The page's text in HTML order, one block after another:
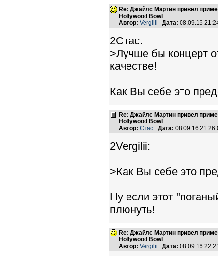
Re: Джайлс Мартин привел
Hollywood Bowl
Автор: Vergilii Дата: 08.09.16
2Стас:
>Лучше бы концерт
качестве!
Как Вы себе это
Re: Джайлс Мартин привел
Hollywood Bowl
Автор: Стас Дата: 08.09.16
2Vergilii:
>Как Вы себе это
Ну если этот
плюнуть!
Re: Джайлс Мартин привел
Hollywood Bowl
Автор: Vergilii Дата: 08.09.16